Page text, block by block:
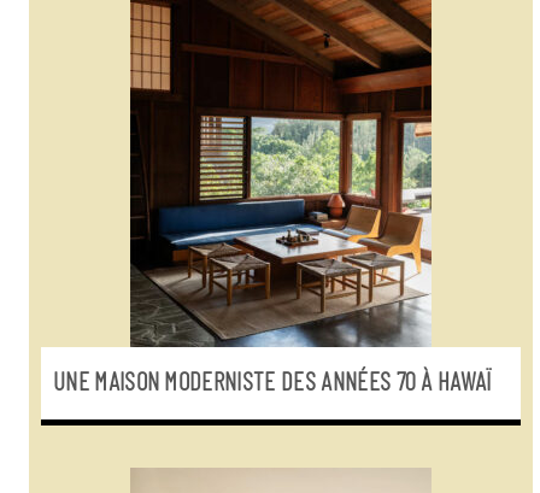
UNE MAISON MODERNISTE DES ANNÉES 70 À HAWAÏ